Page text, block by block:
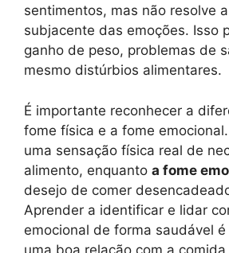
sentimentos, mas não resolve
subjacente das emoções. Isso
ganho de peso, problemas de
mesmo distúrbios alimentares.
É importante reconhecer a
fome física e a fome emocional.
uma sensação física real de
alimento, enquanto a fome
desejo de comer
Aprender a identificar e lidar
emocional de forma saudável
uma boa relação com a comida